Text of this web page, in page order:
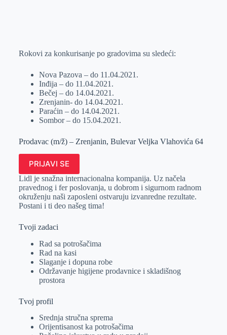
Rokovi za konkurisanje po gradovima su sledeći:
Nova Pazova – do 11.04.2021.
Inđija – do 11.04.2021.
Bečej – do 14.04.2021.
Zrenjanin- do 14.04.2021.
Paraćin – do 14.04.2021.
Sombor – do 15.04.2021.
Prodavac (m/ž) – Zrenjanin, Bulevar Veljka Vlahovića 64
PRIJAVI SE
Lidl je snažna internacionalna kompanija. Uz načela
pravednog i fer poslovanja, u dobrom i sigurnom radnom
okruženju naši zaposleni ostvaruju izvanredne rezultate.
Postani i ti deo našeg tima!
Tvoji zadaci
Rad sa potrošačima
Rad na kasi
Slaganje i dopuna robe
Održavanje higijene prodavnice i skladišnog
prostora
Tvoj profil
Srednja stručna sprema
Orijentisanost ka potrošačima